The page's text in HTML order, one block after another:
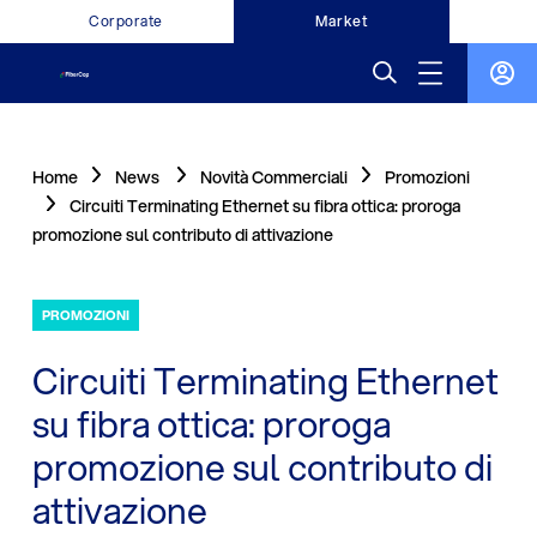
Corporate Market
Home News Novità Commerciali
Promozioni
Circuiti Terminating Ethernet su fibra ottica: proroga
promozione sul contributo di attivazione
PROMOZIONI
Circuiti Terminating Ethernet
su fibra ottica: proroga
promozione sul contributo di
attivazione